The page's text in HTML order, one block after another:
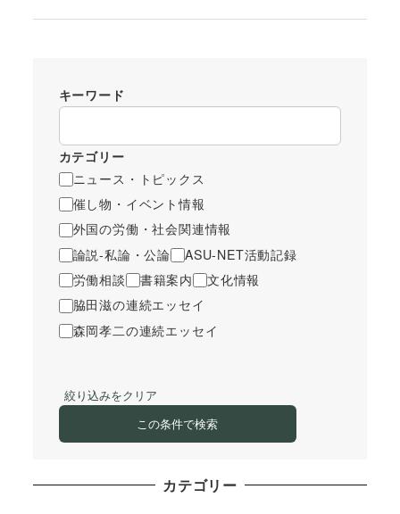
キーワード
カテゴリー
ニュース・トピックス
催し物・イベント情報
外国の労働・社会関連情報
論説-私論・公論
ASU-NET活動記録
労働相談
書籍案内
文化情報
脇田滋の連続エッセイ
森岡孝二の連続エッセイ
絞り込みをクリア
この条件で検索
カテゴリー